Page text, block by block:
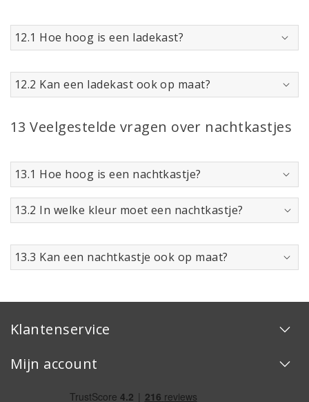
12.1 Hoe hoog is een ladekast?
12.2 Kan een ladekast ook op maat?
13 Veelgestelde vragen over nachtkastjes
13.1 Hoe hoog is een nachtkastje?
13.2 In welke kleur moet een nachtkastje?
13.3 Kan een nachtkastje ook op maat?
Klantenservice
Mijn account